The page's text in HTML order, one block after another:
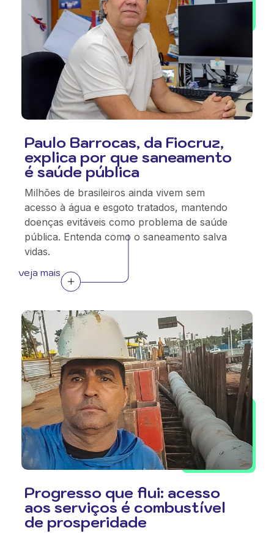
Paulo Barrocas, da Fiocruz,
explica por que saneamento
é saúde pública
Milhões de brasileiros ainda vivem sem
acesso à água e esgoto tratados, mantendo
doenças evitáveis como problema de saúde
pública. Entenda como o saneamento salva
vidas.
veja mais
Progresso que flui: acesso
aos serviços é combustível
de prosperidade